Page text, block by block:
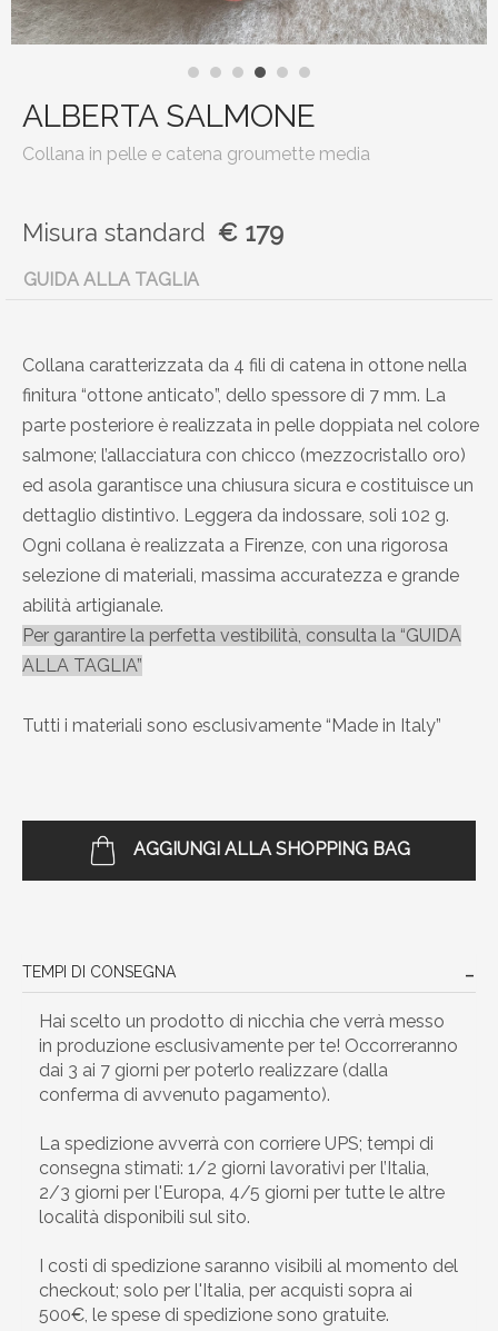
ALBERTA SALMONE
Collana in pelle e catena groumette media
Misura standard € 179
GUIDA ALLA TAGLIA
Collana caratterizzata da 4 fili di catena in ottone nella
finitura “ottone anticato”, dello spessore di 7 mm. La
parte posteriore è realizzata in pelle doppiata nel colore
salmone; l’allacciatura con chicco (mezzocristallo oro)
ed asola garantisce una chiusura sicura e costituisce un
dettaglio distintivo. Leggera da indossare, soli 102 g.
Ogni collana è realizzata a Firenze, con una rigorosa
selezione di materiali, massima accuratezza e grande
abilità artigianale.
Per garantire la perfetta vestibilità, consulta la “GUIDA
ALLA TAGLIA”
Tutti i materiali sono esclusivamente “Made in Italy”
AGGIUNGI ALLA SHOPPING BAG
TEMPI DI CONSEGNA
Hai scelto un prodotto di nicchia che verrà messo
in produzione esclusivamente per te! Occorreranno
dai 3 ai 7 giorni per poterlo realizzare (dalla
conferma di avvenuto pagamento).
La spedizione avverrà con corriere UPS; tempi di
consegna stimati: 1/2 giorni lavorativi per l’Italia,
2/3 giorni per l'Europa, 4/5 giorni per tutte le altre
località disponibili sul sito.
I costi di spedizione saranno visibili al momento del
checkout; solo per l'Italia, per acquisti sopra ai
500€, le spese di spedizione sono gratuite.